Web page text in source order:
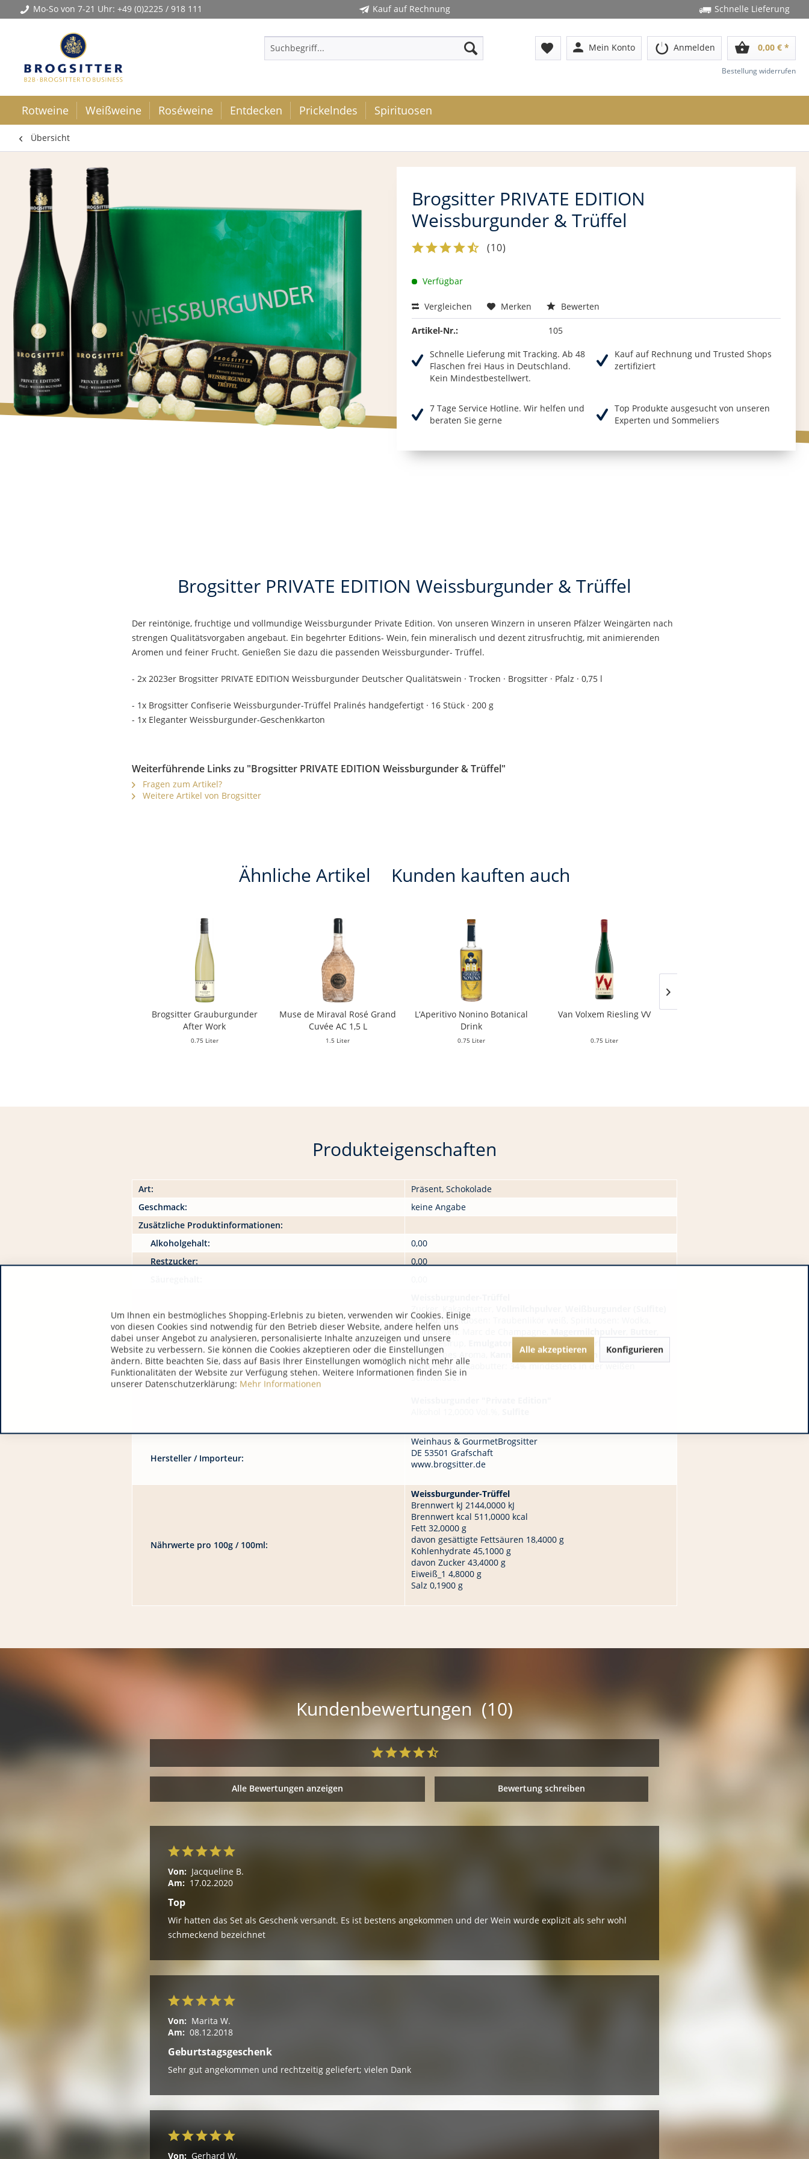
Mo-So von 7-21 Uhr: +49 (0)2225 / 918 111 Kauf auf Rechnung Schnelle Lieferung
favorite person Mein Konto Anmelden shopping_basket 0,00 € *
Bestellung widerrufen
Rotweine Weißweine Roséweine Entdecken Prickelndes Spirituosen
Übersicht
Brogsitter PRIVATE EDITION
Weissburgunder & Trüffel
(10)
Verfügbar
Vergleichen Merken Bewerten
Artikel-Nr.: 105
Schnelle Lieferung mit Tracking. Ab 48
Flaschen frei Haus in Deutschland.
Kein Mindestbestellwert.
Kauf auf Rechnung und Trusted Shops
zertifiziert
7 Tage Service Hotline. Wir helfen und
beraten Sie gerne
Top Produkte ausgesucht von unseren
Experten und Sommeliers
Brogsitter PRIVATE EDITION Weissburgunder & Trüffel
Der reintönige, fruchtige und vollmundige Weissburgunder Private Edition. Von unseren Winzern in unseren Pfälzer Weingärten nach
strengen Qualitätsvorgaben angebaut. Ein begehrter Editions- Wein, fein mineralisch und dezent zitrusfruchtig, mit animierenden
Aromen und feiner Frucht. Genießen Sie dazu die passenden Weissburgunder- Trüffel.
- 2x 2023er Brogsitter PRIVATE EDITION Weissburgunder Deutscher Qualitätswein · Trocken · Brogsitter · Pfalz · 0,75 l
- 1x Brogsitter Confiserie Weissburgunder-Trüffel Pralinés handgefertigt · 16 Stück · 200 g
- 1x Eleganter Weissburgunder-Geschenkkarton
Weiterführende Links zu "Brogsitter PRIVATE EDITION Weissburgunder & Trüffel"
Fragen zum Artikel?
Weitere Artikel von Brogsitter
Ähnliche Artikel Kunden kauften auch
Brogsitter Grauburgunder
After Work
0.75 Liter
Muse de Miraval Rosé Grand
Cuvée AC 1,5 L
1.5 Liter
L‘Aperitivo Nonino Botanical
Drink
0.75 Liter
Van Volxem Riesling VV
0.75 Liter
Produkteigenschaften
Art:
Präsent, Schokolade
Geschmack:
keine Angabe
Zusätzliche Produktinformationen:
Alkoholgehalt:
0,00
Restzucker:
0,00
Inhaltsstoffe / Allergene:
Zucker, Kakaobutter,
9,3000, Spirituosen: Traubenlikör weiß, Spirituosen: Wodka,
Spirituosen: Marc de Champagne,
Glukosesirup,
Emulgatoren: Sojalecithin
, Bourbon Vanille,
natürliches Aroma,
Kann Spuren von anderen Schalenfrüchten
enthalten, Kakaobutter: 34% mindestens in der weißen
Schokolade.
Hersteller / Importeur:
Weinhaus & GourmetBrogsitter
DE 53501 Grafschaft
www.brogsitter.de
Nährwerte pro 100g / 100ml:
Weissburgunder-Trüffel
Brennwert kJ 2144,0000 kJ
Brennwert kcal 511,0000 kcal
Fett 32,0000 g
davon gesättigte Fettsäuren 18,4000 g
Kohlenhydrate 45,1000 g
davon Zucker 43,4000 g
Eiweiß_1 4,8000 g
Salz 0,1900 g
Kundenbewertungen (10)
Alle Bewertungen anzeigen Bewertung schreiben
Von: Jacqueline B.
Am: 17.02.2020
Top
Wir hatten das Set als Geschenk versandt. Es ist bestens angekommen und der Wein wurde explizit als sehr wohl
schmeckend bezeichnet
Von: Marita W.
Am: 08.12.2018
Geburtstagsgeschenk
Sehr gut angekommen und rechtzeitig geliefert; vielen Dank
Von: Gerhard W.
Um Ihnen ein bestmögliches Shopping-Erlebnis zu bieten, verwenden wir Cookies. Einige
von diesen Cookies sind notwendig für den Betrieb dieser Website, andere helfen uns
dabei unser Angebot zu analysieren, personalisierte Inhalte anzuzeigen und unsere
Website zu verbessern. Sie können die Cookies akzeptieren oder die Einstellungen
ändern. Bitte beachten Sie, dass auf Basis Ihrer Einstellungen womöglich nicht mehr alle
Funktionalitäten der Website zur Verfügung stehen. Weitere Informationen finden Sie in
unserer Datenschutzerklärung: Mehr Informationen
Alle akzeptieren Konfigurieren